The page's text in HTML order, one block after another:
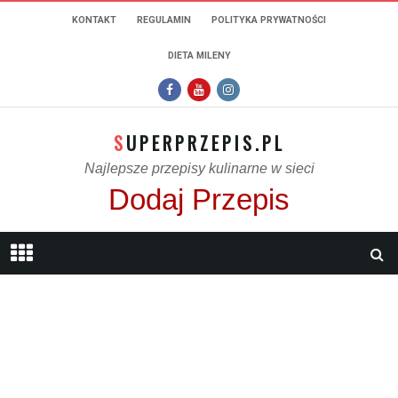
KONTAKT REGULAMIN POLITYKA PRYWATNOŚCI
DIETA MILENY
SUPERPRZEPIS.PL
Najlepsze przepisy kulinarne w sieci
Dodaj Przepis